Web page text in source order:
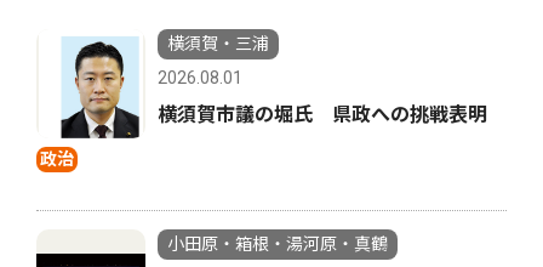
政治
横須賀・三浦
2026.08.01
横須賀市議の堀氏 県政への挑戦表明
小田原・箱根・湯河原・真鶴